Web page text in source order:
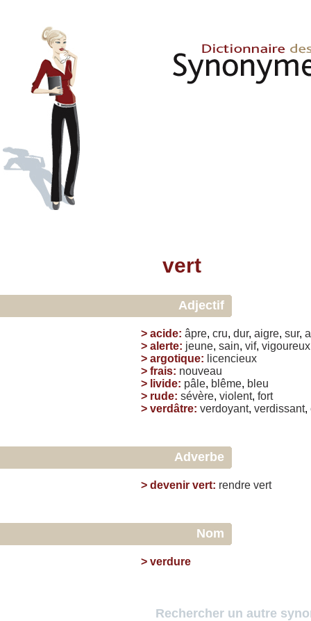
vert
Adjectif
> acide: âpre, cru, dur, aigre, sur,
> alerte: jeune, sain, vif, vigoureux
> argotique: licencieux
> frais: nouveau
> livide: pâle, blême, bleu
> rude: sévère, violent, fort
> verdâtre: verdoyant, verdissant,
Adverbe
> devenir vert: rendre vert
Nom
> verdure
Rechercher un autre